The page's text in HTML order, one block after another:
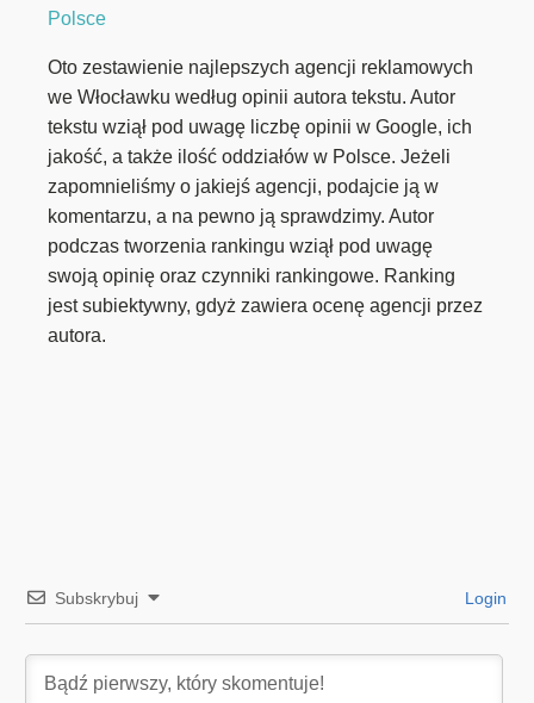
Polsce
Oto zestawienie najlepszych agencji reklamowych
we Włocławku według opinii autora tekstu. Autor
tekstu wziął pod uwagę liczbę opinii w Google, ich
jakość, a także ilość oddziałów w Polsce. Jeżeli
zapomnieliśmy o jakiejś agencji, podajcie ją w
komentarzu, a na pewno ją sprawdzimy. Autor
podczas tworzenia rankingu wziął pod uwagę
swoją opinię oraz czynniki rankingowe. Ranking
jest subiektywny, gdyż zawiera ocenę agencji przez
autora.
Subskrybuj Login